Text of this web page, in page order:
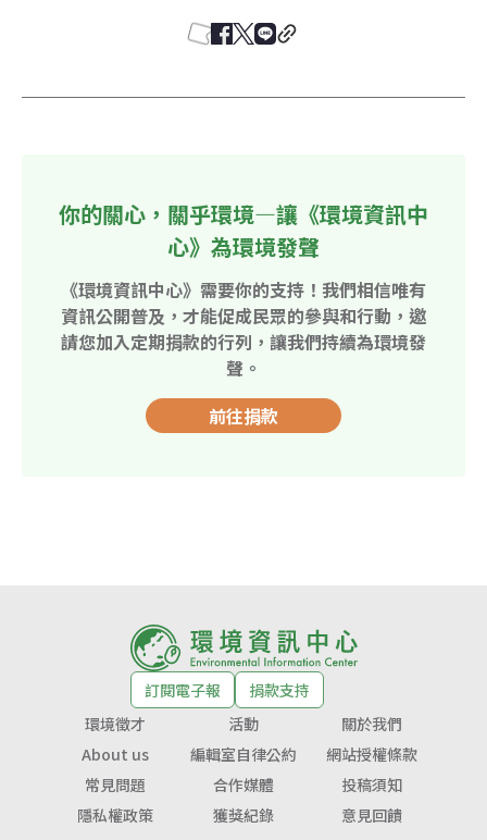
你的關心，關乎環境—讓《環境資訊中
心》為環境發聲
《環境資訊中心》需要你的支持！我們相信唯有
資訊公開普及，才能促成民眾的參與和行動，邀
請您加入定期捐款的行列，讓我們持續為環境發
聲。
前往捐款
訂閱電子報
捐款支持
環境徵才
活動
關於我們
About us
編輯室自律公約
網站授權條款
常見問題
合作媒體
投稿須知
隱私權政策
獲獎紀錄 意見回饋